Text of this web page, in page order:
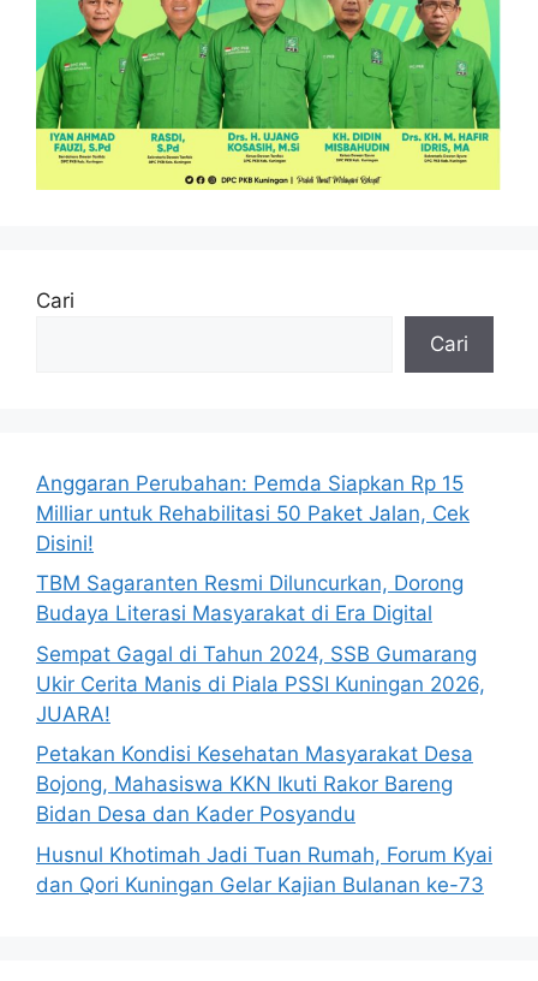
Cari
Cari
Anggaran Perubahan: Pemda Siapkan Rp 15
Milliar untuk Rehabilitasi 50 Paket Jalan, Cek
Disini!
TBM Sagaranten Resmi Diluncurkan, Dorong
Budaya Literasi Masyarakat di Era Digital
Sempat Gagal di Tahun 2024, SSB Gumarang
Ukir Cerita Manis di Piala PSSI Kuningan 2026,
JUARA!
Petakan Kondisi Kesehatan Masyarakat Desa
Bojong, Mahasiswa KKN Ikuti Rakor Bareng
Bidan Desa dan Kader Posyandu
Husnul Khotimah Jadi Tuan Rumah, Forum Kyai
dan Qori Kuningan Gelar Kajian Bulanan ke-73